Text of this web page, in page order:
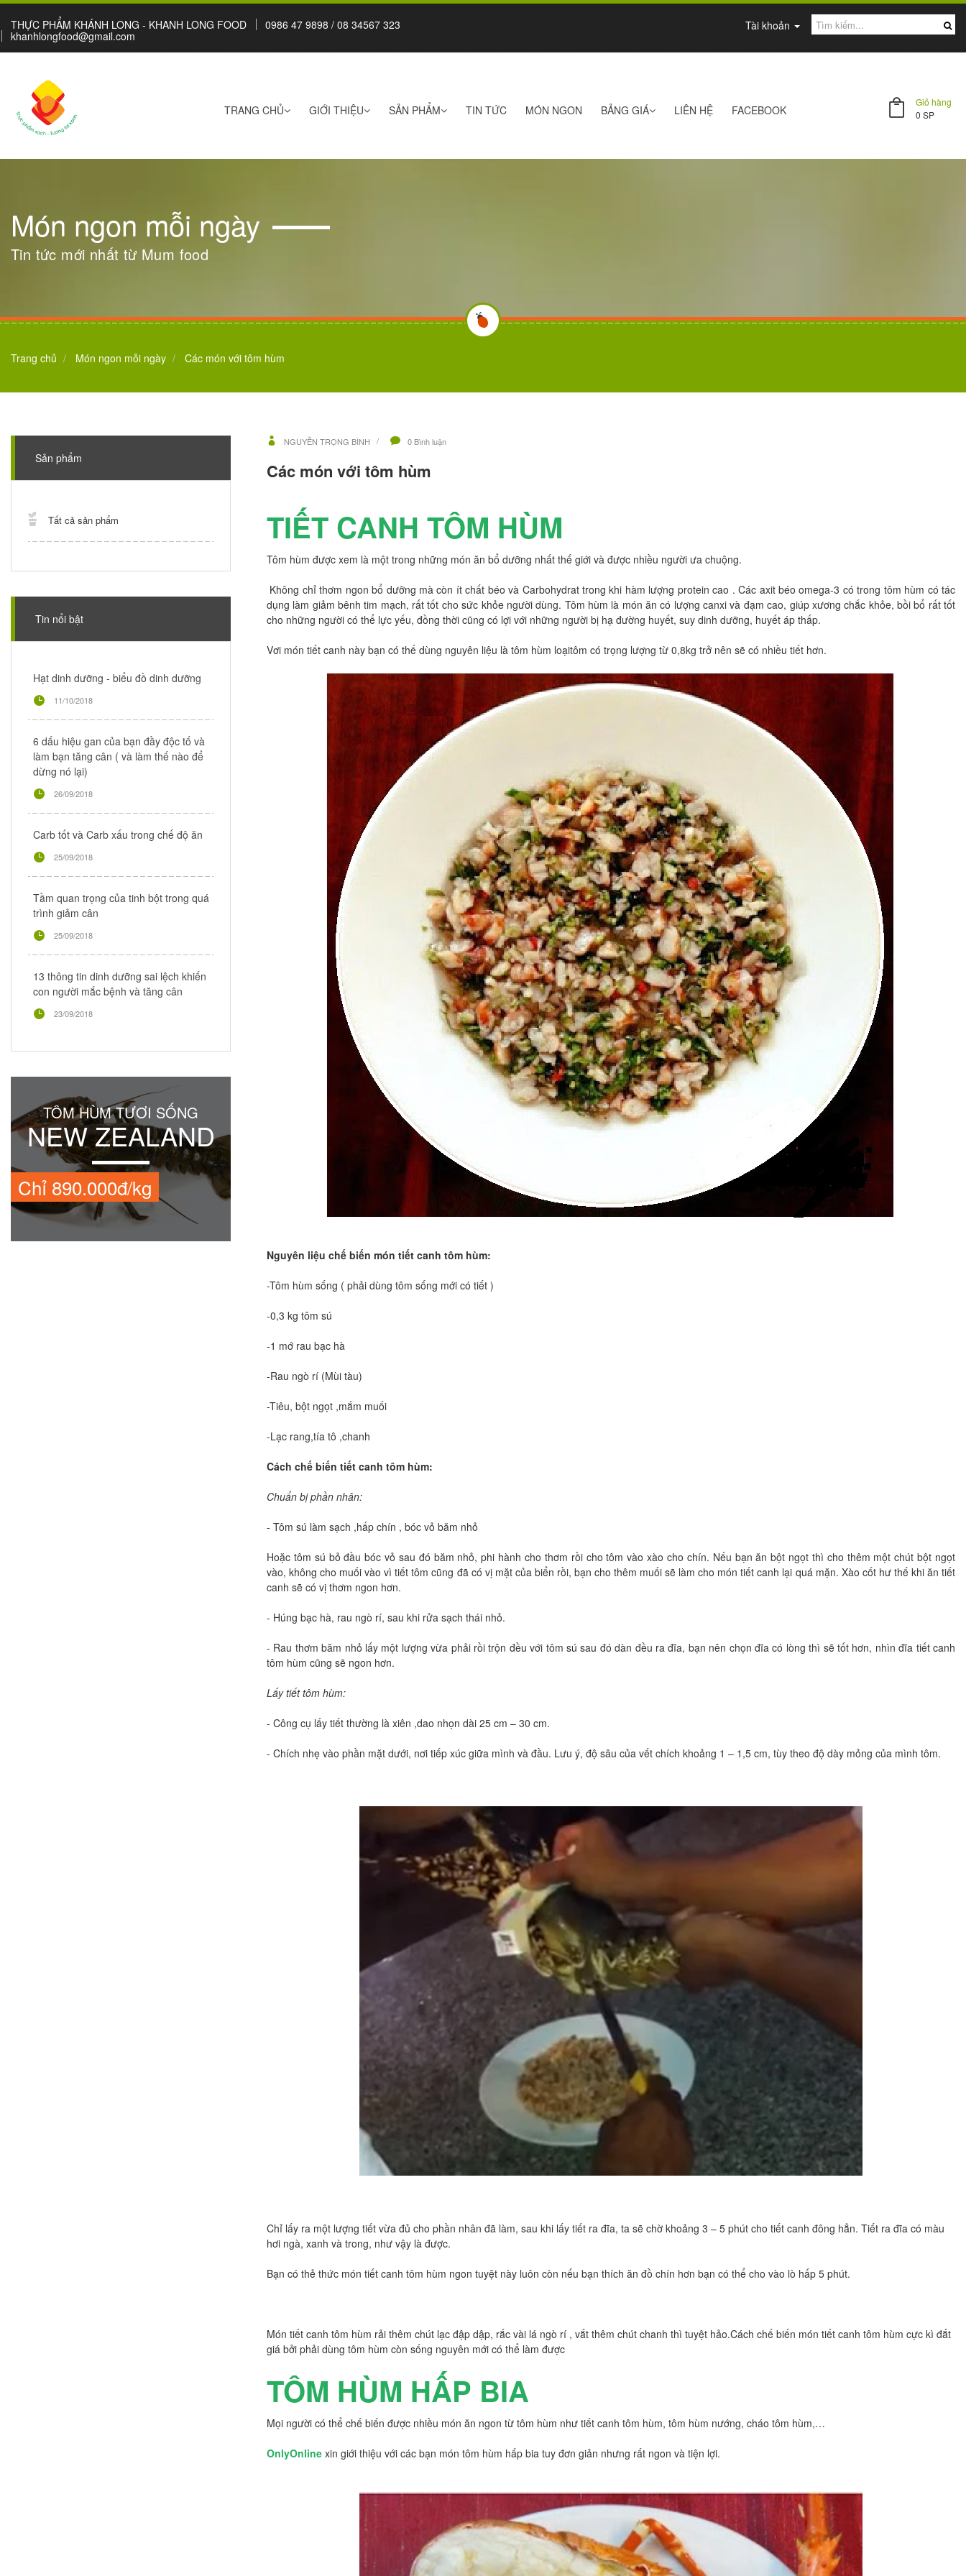
THỰC PHẨM KHÁNH LONG - KHANH LONG FOOD
0986 47 9898 / 08 34567 323
khanhlongfood@gmail.com
Tài khoản
TRANG CHỦ GIỚI THIỆU SẢN PHẨM TIN TỨC MÓN NGON BẢNG GIÁ LIÊN HỆ FACEBOOK
Giỏ hàng
0 SP
Món ngon mỗi ngày
Tin tức mới nhất từ Mum food
Trang chủ Món ngon mỗi ngày Các món với tôm hùm
NGUYỄN TRỌNG BÌNH 0 Bình luận
Các món với tôm hùm
TIẾT CANH TÔM HÙM
Tôm hùm được xem là một trong những món ăn bổ dưỡng nhất thế giới và được nhiều người ưa chuộng.
Không chỉ thơm ngon bổ dưỡng mà còn ít chất béo và Carbohydrat trong khi hàm lượng protein cao . Các axit béo omega-3 có trong tôm hùm có tác
dụng làm giảm bênh tim mạch, rất tốt cho sức khỏe người dùng. Tôm hùm là món ăn có lượng canxi và đạm cao, giúp xương chắc khỏe, bồi bổ rất tốt
cho những người có thể lực yếu, đồng thời cũng có lợi với những người bị hạ đường huyết, suy dinh dưỡng, huyết áp thấp.
Vơi món tiết canh này bạn có thế dùng nguyên liệu là tôm hùm loạitôm có trọng lượng từ 0,8kg trở nên sẽ có nhiều tiết hơn.
Nguyên liệu chế biến món tiết canh tôm hùm:
-Tôm hùm sống ( phải dùng tôm sống mới có tiết )
-0,3 kg tôm sú
-1 mớ rau bạc hà
-Rau ngò rí (Mùi tàu)
-Tiêu, bột ngọt ,mắm muối
-Lạc rang,tía tô ,chanh
Cách chế biến tiết canh tôm hùm:
Chuẩn bị phần nhân:
- Tôm sú làm sạch ,hấp chín , bóc vỏ băm nhỏ
Hoặc tôm sú bỏ đầu bóc vỏ sau đó băm nhỏ, phi hành cho thơm rồi cho tôm vào xào cho chín. Nếu bạn ăn bột ngọt thì cho thêm một chút bột ngọt
vào, không cho muối vào vì tiết tôm cũng đã có vị mặt của biển rồi, bạn cho thêm muối sẽ làm cho món tiết canh lại quá mặn. Xào cốt hư thế khi ăn tiết
canh sẽ có vị thơm ngon hơn.
- Húng bạc hà, rau ngò rí, sau khi rửa sạch thái nhỏ.
- Rau thơm băm nhỏ lấy một lượng vừa phải rồi trộn đều với tôm sú sau đó dàn đều ra đĩa, bạn nên chọn đĩa có lòng thì sẽ tốt hơn, nhìn đĩa tiết canh
tôm hùm cũng sẽ ngon hơn.
Lấy tiết tôm hùm:
- Công cụ lấy tiết thường là xiên ,dao nhọn dài 25 cm – 30 cm.
- Chích nhẹ vào phần mặt dưới, nơi tiếp xúc giữa mình và đầu. Lưu ý, độ sâu của vết chích khoảng 1 – 1,5 cm, tùy theo độ dày mỏng của mình tôm.
Chỉ lấy ra một lượng tiết vừa đủ cho phần nhân đã làm, sau khi lấy tiết ra đĩa, ta sẽ chờ khoảng 3 – 5 phút cho tiết canh đông hẳn. Tiết ra đĩa có màu
hơi ngà, xanh và trong, như vậy là được.
Bạn có thẻ thức món tiết canh tôm hùm ngon tuyệt này luôn còn nếu bạn thích ăn đồ chín hơn bạn có thể cho vào lò hấp 5 phút.
Món tiết canh tôm hùm rải thêm chút lạc đập dập, rắc vài lá ngò rí , vắt thêm chút chanh thì tuyệt hảo.Cách chế biến món tiết canh tôm hùm cực kì đắt
giá bởi phải dùng tôm hùm còn sống nguyên mới có thể làm được
TÔM HÙM HẤP BIA
Mọi người có thể chế biến được nhiều món ăn ngon từ tôm hùm như tiết canh tôm hùm, tôm hùm nướng, cháo tôm hùm,…
OnlyOnline xin giới thiệu với các bạn món tôm hùm hấp bia tuy đơn giản nhưng rất ngon và tiện lợi.
Sản phẩm
Tất cả sản phẩm
Tin nổi bật
Hạt dinh dưỡng - biểu đồ dinh dưỡng
11/10/2018
6 dấu hiệu gan của bạn đầy độc tố và
làm bạn tăng cân ( và làm thế nào để
dừng nó lại)
26/09/2018
Carb tốt và Carb xấu trong chế độ ăn
25/09/2018
Tầm quan trọng của tinh bột trong quá
trình giảm cân
25/09/2018
13 thông tin dinh dưỡng sai lệch khiến
con người mắc bệnh và tăng cân
23/09/2018
TÔM HÙM TƯƠI SỐNG
NEW ZEALAND
Chỉ 890.000đ/kg